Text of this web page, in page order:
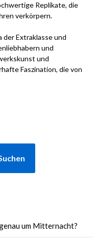
Replikate, die
verkörpern.
der Extraklasse und
und
und
Faszination, die von
um Mitternacht?